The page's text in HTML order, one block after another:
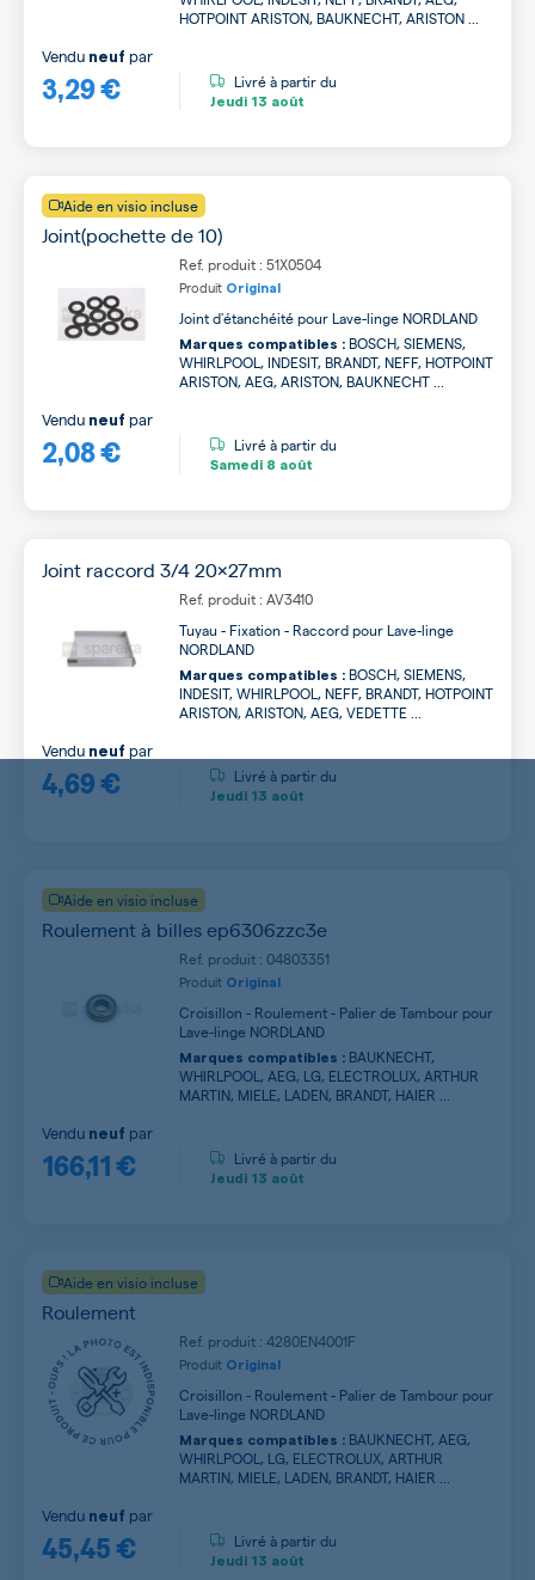
HOTPOINT ARISTON, BAUKNECHT, ARISTON ...
3,29 €
Vendu neuf par
Livré à partir du
Jeudi 13 août
Aide en visio incluse
Joint(pochette de 10)
Ref. produit : 51X0504
Produit Original
Joint d'étanchéité pour Lave-linge NORDLAND
Marques compatibles : BOSCH, SIEMENS,
WHIRLPOOL, INDESIT, BRANDT, NEFF, HOTPOINT
ARISTON, AEG, ARISTON, BAUKNECHT ...
2,08 €
Vendu neuf par
Livré à partir du
Samedi 8 août
Joint raccord 3/4 20x27mm
Ref. produit : AV3410
Tuyau - Fixation - Raccord pour Lave-linge
NORDLAND
Marques compatibles : BOSCH, SIEMENS,
INDESIT, WHIRLPOOL, NEFF, BRANDT, HOTPOINT
ARISTON, ARISTON, AEG, VEDETTE ...
4,69 €
Vendu neuf par
Livré à partir du
Jeudi 13 août
Aide en visio incluse
Roulement à billes ep6306zzc3e
Ref. produit : 04803351
Produit Original
Croisillon - Roulement - Palier de Tambour pour
Lave-linge NORDLAND
Marques compatibles : BAUKNECHT,
WHIRLPOOL, AEG, LG, ELECTROLUX, ARTHUR
MARTIN, MIELE, LADEN, BRANDT, HAIER ...
166,11 €
Vendu neuf par
Livré à partir du
Jeudi 13 août
Aide en visio incluse
Roulement
Ref. produit : 4280EN4001F
Produit Original
Croisillon - Roulement - Palier de Tambour pour
Lave-linge NORDLAND
Marques compatibles : BAUKNECHT, AEG,
WHIRLPOOL, LG, ELECTROLUX, ARTHUR
MARTIN, MIELE, LADEN, BRANDT, HAIER ...
45,45 €
Vendu neuf par
Livré à partir du
Jeudi 13 août